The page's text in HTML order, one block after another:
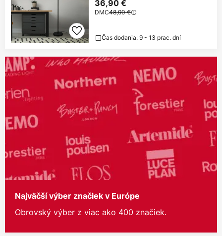
36,90 €
DMC48,90 €
Čas dodania: 9 - 13 prac. dní
Najväčší výber značiek v Európe
Obrovský výber z viac ako 400 značiek.